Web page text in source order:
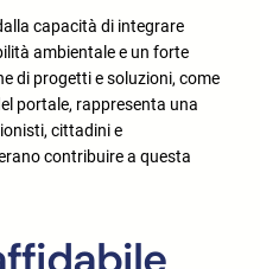
capacità di integrare
ambientale e un forte
di progetti e soluzioni, come
portale, rappresenta una
cittadini e
contribuire a questa